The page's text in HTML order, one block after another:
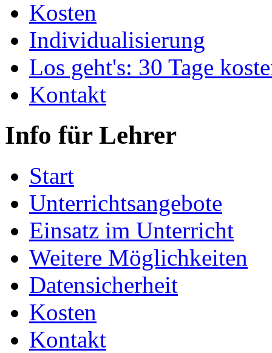
Kosten
Individualisierung
Los geht's: 30 Tage
Kontakt
Info für Lehrer
Start
Unterrichtsangebote
Einsatz im Unterricht
Weitere Möglichkeiten
Datensicherheit
Kosten
Kontakt